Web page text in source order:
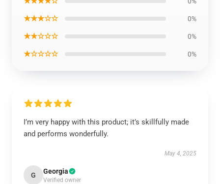
★★★☆☆ 0%
★★☆☆☆ 0%
★☆☆☆☆ 0%
I’m very happy with this product; it’s skillfully made
and performs wonderfully.
May 4, 2025
G Georgia
Verified owner